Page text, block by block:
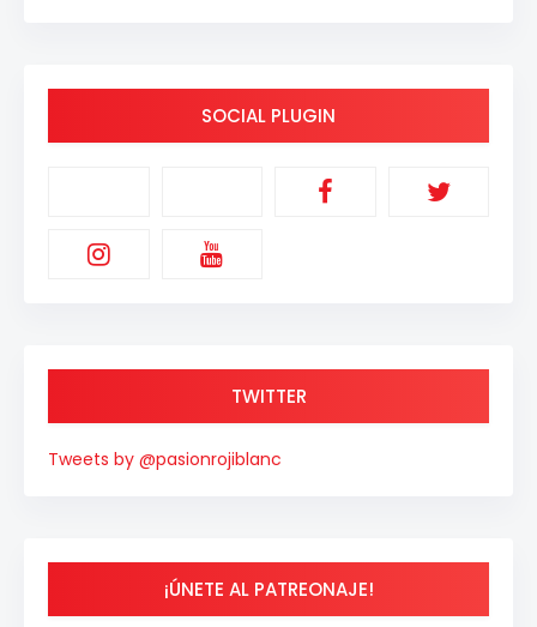
SOCIAL PLUGIN
TWITTER
Tweets by @pasionrojiblanc
¡ÚNETE AL PATREONAJE!